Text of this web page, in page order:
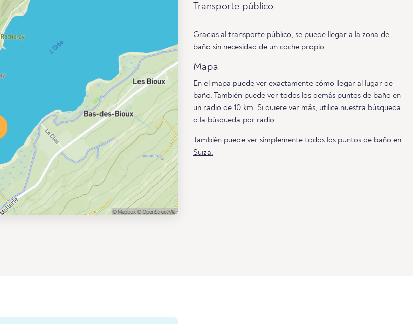
Transporte público
Gracias al transporte público, se puede llegar a la zona de
baño sin necesidad de un coche propio.
Mapa
En el mapa puede ver exactamente cómo llegar al lugar de
baño. También puede ver todos los demás puntos de baño en
un radio de 10 km. Si quiere ver más, utilice nuestra búsqueda
o la búsqueda por radio.
También puede ver simplemente todos los puntos de baño en
Suiza.